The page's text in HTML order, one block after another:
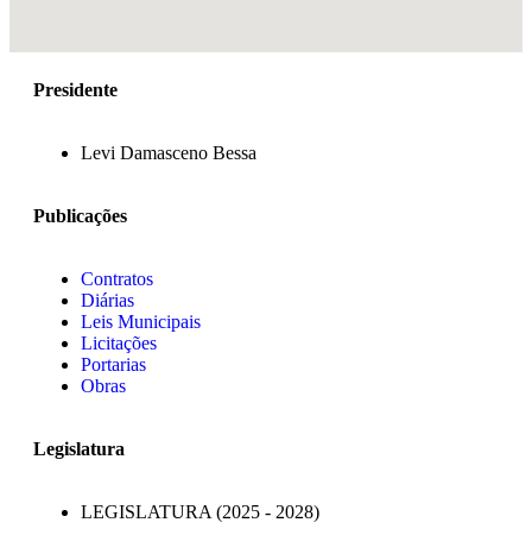
Presidente
Levi Damasceno Bessa
Publicações
Contratos
Diárias
Leis Municipais
Licitações
Portarias
Obras
Legislatura
LEGISLATURA (2025 - 2028)